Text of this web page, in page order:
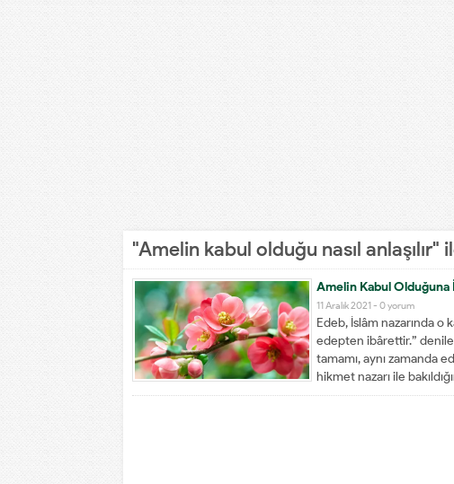
"Amelin kabul olduğu nasıl
Amelin Kabul Olduğuna
11 Aralık 2021 - 0 yorum
Edeb, İslâm nazarında
edepten ibârettir.”
tamamı, aynı zamanda
hikmet nazarı ile